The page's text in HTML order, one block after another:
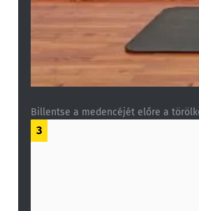
Billentse a medencéjét előre a
3